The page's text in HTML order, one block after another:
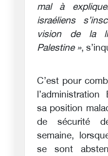
mal à
israéliens
vision de la
Palestine »,
C’est pour
sa position
de sécurité
semaine,
se sont